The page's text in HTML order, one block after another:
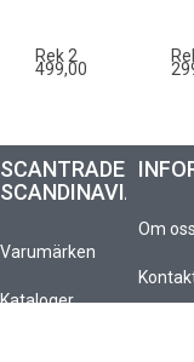
Rek 2
499,00
SCANTRADE
SCANDINAVIA
Varumärken
Kataloger
Om oss